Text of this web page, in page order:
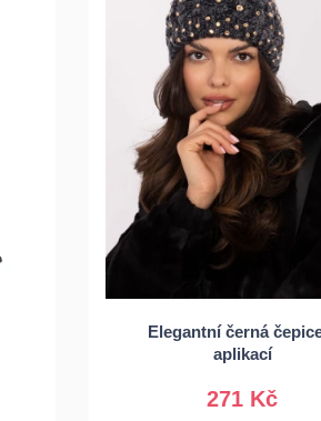
Elegantní černá
aplikací
271 Kč
Univerzální